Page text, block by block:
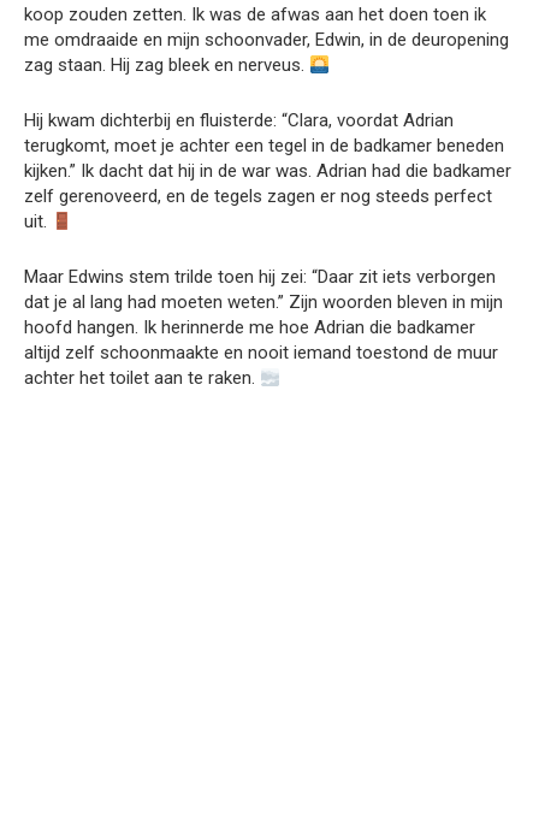
koop zouden zetten. Ik was de afwas aan het doen toen ik
me omdraaide en mijn schoonvader, Edwin, in de deuropening
zag staan. Hij zag bleek en nerveus.
Hij kwam dichterbij en fluisterde: “Clara, voordat Adrian
terugkomt, moet je achter een tegel in de badkamer beneden
kijken.” Ik dacht dat hij in de war was. Adrian had die badkamer
zelf gerenoveerd, en de tegels zagen er nog steeds perfect
uit.
Maar Edwins stem trilde toen hij zei: “Daar zit iets verborgen
dat je al lang had moeten weten.” Zijn woorden bleven in mijn
hoofd hangen. Ik herinnerde me hoe Adrian die badkamer
altijd zelf schoonmaakte en nooit iemand toestond de muur
achter het toilet aan te raken.